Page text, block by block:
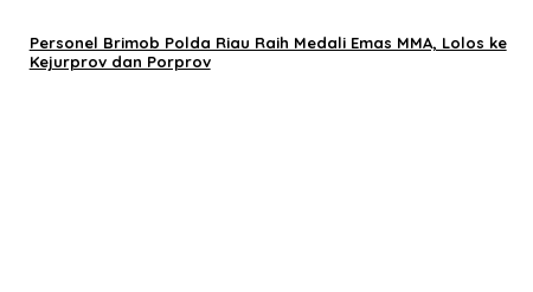
Personel Brimob Polda Riau Raih Medali Emas MMA, Lolos ke
Kejurprov dan Porprov